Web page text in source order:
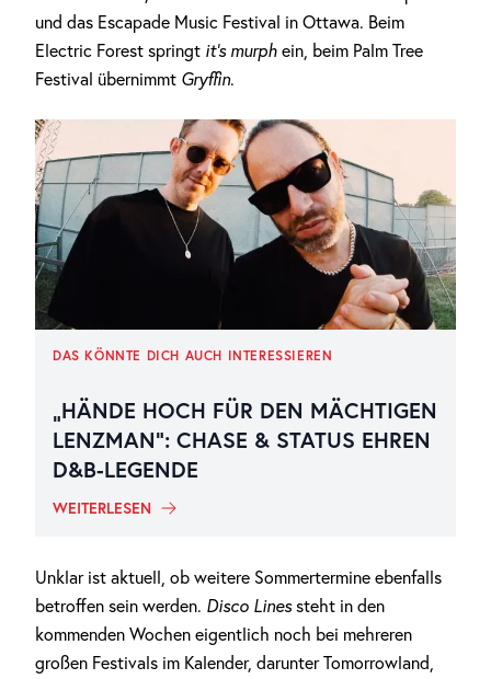
und das Escapade Music Festival in Ottawa. Beim
Electric Forest springt it’s murph ein, beim Palm Tree
Festival übernimmt Gryffin.
DAS KÖNNTE DICH AUCH INTERESSIEREN
„HÄNDE HOCH FÜR DEN MÄCHTIGEN
LENZMAN“: CHASE & STATUS EHREN
D&B-LEGENDE
WEITERLESEN
Unklar ist aktuell, ob weitere Sommertermine ebenfalls
betroffen sein werden. Disco Linessteht in den
kommenden Wochen eigentlich noch bei mehreren
großen Festivals im Kalender, darunter Tomorrowland,